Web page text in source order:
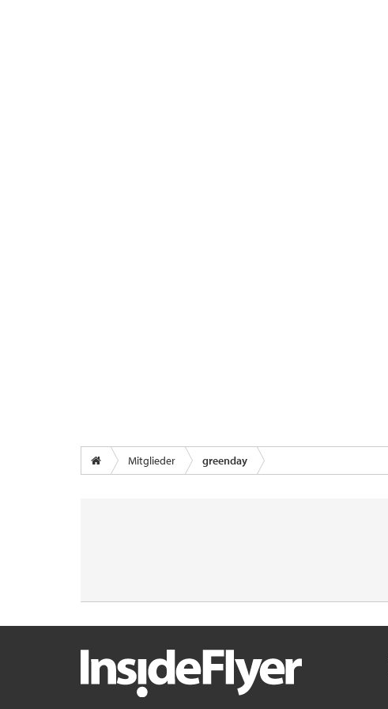
Mitglieder greenday